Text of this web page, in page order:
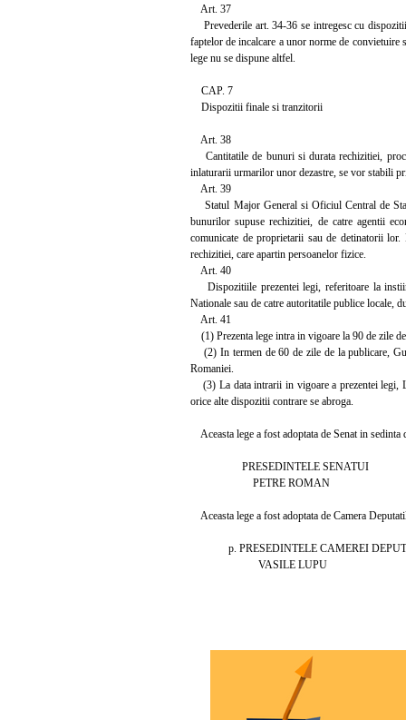
Art. 37
Prevederile art. 34-36 se intregesc cu
faptelor de incalcare a unor norme de
lege nu se dispune altfel.
CAP. 7
Dispozitii finale si tranzitorii
Art. 38
Cantitatile de bunuri si durata rechizitiei,
inlaturarii urmarilor unor dezastre, se vor stabili
Art. 39
Statul Major General si Oficiul Central de Stat
bunurilor supuse rechizitiei, de catre agentii
comunicate de proprietarii sau de detinatorii
rechizitiei, care apartin persoanelor fizice.
Art. 40
Dispozitiile prezentei legi, referitoare la
Nationale sau de catre autoritatile publice locale,
Art. 41
(1) Prezenta lege intra in vigoare la 90 de zile
(2) In termen de 60 de zile de la publicare,
Romaniei.
(3) La data intrarii in vigoare a prezentei legi,
orice alte dispozitii contrare se abroga.
Aceasta lege a fost adoptata de Senat in
PRESEDINTELE SENATUI
PETRE ROMAN
Aceasta lege a fost adoptata de Camera
p. PRESEDINTELE CAMEREI
VASILE LUPU